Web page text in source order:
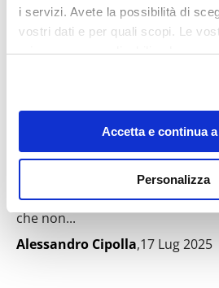
i servizi. Avete la possibilità di
vostri dati e per quali scopi. Le
privacy sono applicabili solo su
modificare o revocare il proprio
momento dalla Dichiarazione sui
sull'icona di attivazione della
raccogliere informazioni
geografica, con
Identificare il tuo
Accetta e continua
Personalizza
A Positano c’è l’hotel
d’Italia: da Eduardo a
sono passati da qui
Quando si parla di turismo a
pensiero automaticamente va
che non...
Alessandro Cipolla,17 Lug 2025